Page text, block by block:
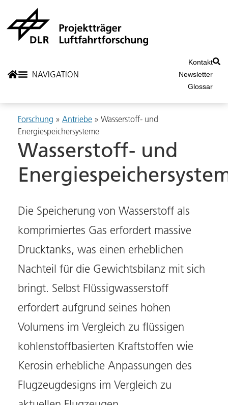
Kontakt
Newsletter
Glossar
Forschung » Antriebe » Wasserstoff- und
Energiespeichersysteme
Wasserstoff- und
Die Speicherung von Wasserstoff als
komprimiertes Gas erfordert massive
Drucktanks, was einen erheblichen
Nachteil für die Gewichtsbilanz mit sich
bringt. Selbst Flüssigwasserstoff
erfordert aufgrund seines hohen
Volumens im Vergleich zu flüssigen
kohlenstoffbasierten Kraftstoffen wie
Kerosin erhebliche Anpassungen des
Flugzeugdesigns im Vergleich zu